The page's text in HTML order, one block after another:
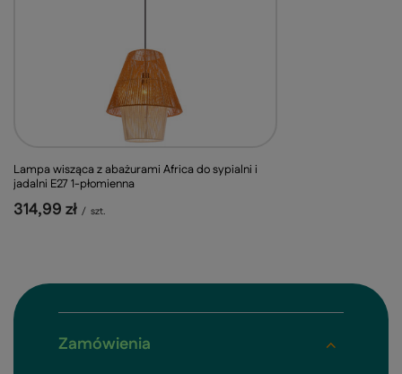
Lampa wisząca z abażurami Africa do sypialni i
jadalni E27 1-płomienna
314,99 zł / szt.
Zamówienia